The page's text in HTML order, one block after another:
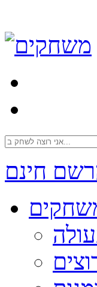
חינם